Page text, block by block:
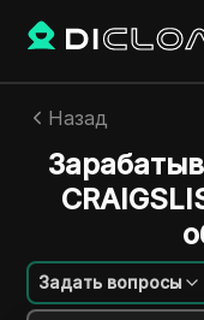
Назад
Задать вопросы